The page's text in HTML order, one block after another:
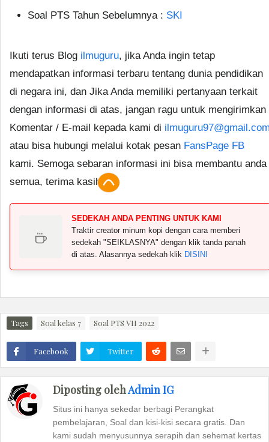
Soal PTS Tahun Sebelumnya : SKI
Ikuti terus Blog ilmuguru, jika Anda ingin tetap
mendapatkan informasi terbaru tentang dunia pendidikan
di negara ini, dan Jika Anda memiliki pertanyaan terkait
dengan informasi di atas, jangan ragu untuk mengirimkan
Komentar / E-mail kepada kami di
atau bisa hubungi melalui kotak pesan FansPage FB
kami. Semoga sebaran informasi ini bisa membantu anda
semua, terima kasih.
SEDEKAH ANDA PENTING UNTUK KAMI
Traktir creator minum kopi dengan cara memberi
sedekah "SEIKLASNYA" dengan klik tanda panah
di atas. Alasannya sedekah klik DISINI
Tags Soal kelas 7 Soal PTS VII 2022
Facebook Twitter
Diposting olehAdmin IG
Situs ini hanya sekedar berbagi Perangkat
pembelajaran, Soal dan kisi-kisi secara gratis. Dan
kami sudah menyusunnya serapih dan sehemat kertas